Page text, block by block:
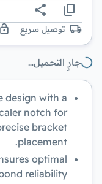
توصيل سريع
جارٍ التحميل…
design with a
notch for
bracket
placement.
optimal
reliability.